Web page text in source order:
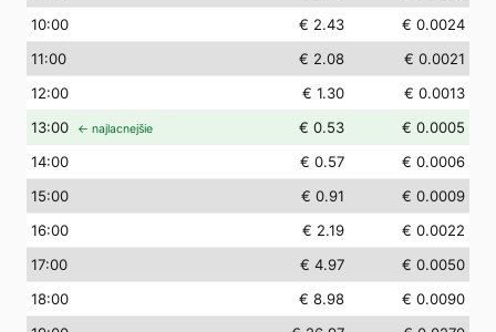
10:00 € 2.43
€ 0.0024
11:00 € 2.08
€ 0.0021
12:00 € 1.30
€ 0.0013
13:00 ← najlacnejšie € 0.53
€ 0.0005
14:00 € 0.57
€ 0.0006
15:00 € 0.91
€ 0.0009
16:00 € 2.19
€ 0.0022
17:00 € 4.97
€ 0.0050
18:00 € 8.98
€ 0.0090